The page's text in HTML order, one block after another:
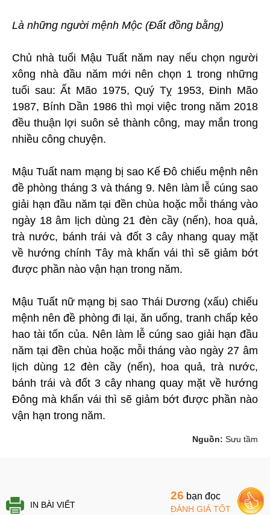
Là những người mệnh Mộc (Đất đồng bằng)
Chủ nhà tuổi Mậu Tuất năm nay nếu chọn người
xông nhà đầu năm mới nên chọn 1 trong những
tuổi sau: Ất Mão 1975, Quý Tỵ 1953, Đinh Mão
1987, Bính Dần 1986 thì mọi việc trong năm 2018
đều thuận lợi suôn sẻ thành công, may mắn trong
nhiều công chuyện.
Mậu Tuất nam mạng bị sao Kế Đô chiếu mệnh nên
đề phòng tháng 3 và tháng 9. Nên làm lễ cúng sao
giải hạn đầu năm tại đền chùa hoặc mỗi tháng vào
ngày 18 âm lịch dùng 21 đèn cầy (nến), hoa quả,
trà nước, bánh trái và đốt 3 cây nhang quay mặt
về hướng chính Tây mà khấn vái thì sẽ giảm bớt
được phần nào vận hạn trong năm.
Mậu Tuất nữ mạng bị sao Thái Dương (xấu) chiếu
mệnh nên đề phòng đi lại, ăn uống, tranh chấp kẻo
hao tài tốn của. Nên làm lễ cúng sao giải hạn đầu
năm tại đền chùa hoặc mỗi tháng vào ngày 27 âm
lịch dùng 12 đèn cầy (nến), hoa quả, trà nước,
bánh trái và đốt 3 cây nhang quay mặt về hướng
Đông mà khấn vái thì sẽ giảm bớt được phần nào
vận hạn trong năm.
Nguồn: Sưu tầm
IN BÀI VIẾT
26 bạn đọc
ĐÁNH GIÁ TỐT